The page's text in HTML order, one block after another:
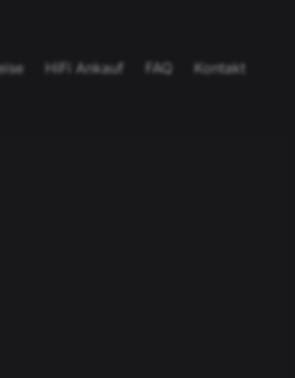
HiFi Ankauf FAQ Kontakt